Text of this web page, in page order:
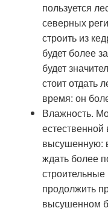
пользуется
северных
строить из
будет более
будет
стоит отдать
время: он
Влажность.
высушенную:
ждать более
продолжить
высушенном